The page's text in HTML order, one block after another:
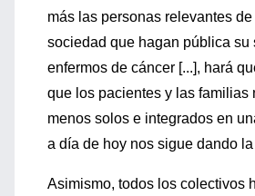
más las personas relevantes de
sociedad que hagan pública su
enfermos de cáncer [...], hará
que los pacientes y las familias
menos solos e integrados en
a día de hoy nos sigue dando
Asimismo, todos los colectivos